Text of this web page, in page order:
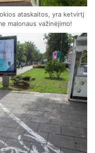
ataskaitos, yra ketvirtį
malonaus važinėjimo!